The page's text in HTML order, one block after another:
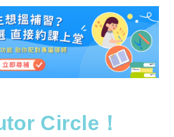
Circle！